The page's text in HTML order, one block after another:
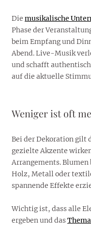
Die musikalische
Phase der
beim Empfang und
Abend. Live-Musik
und schafft
auf die aktuelle
Weniger ist oft
Bei der Dekoration gilt
gezielte Akzente
Arrangements. Blumen
Holz, Metall oder
spannende Effekte
Wichtig ist, dass alle
ergeben und das